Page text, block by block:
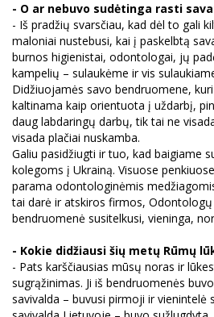
- O ar nebuvo sudėtinga rasti
- Iš pradžių svarsčiau, kad dėl to gali
maloniai nustebusi, kai į paskelbtą
burnos higienistai, odontologai, jų
kampelių – sulaukėme ir vis
Didžiuojamės savo bendruomene,
kaltinama kaip orientuota į uždarbį,
daug labdaringų darbų, tik tai ne
visada plačiai nuskamba.
Galiu pasidžiugti ir tuo, kad baigiame
kolegoms į Ukrainą. Visuose
parama odontologinėmis
tai darė ir atskiros firmos, Odontologų
bendruomenė susitelkusi, vieninga,
- Kokie didžiausi šių metų Rūmų
- Pats karščiausias mūsų noras ir
sugrąžinimas. Ji iš bendruomenės
savivalda – buvusi pirmoji ir vienintelė